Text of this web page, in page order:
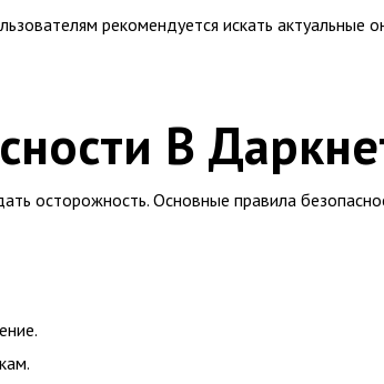
рекомендуется искать актуальные
В
осторожность. Основные правила